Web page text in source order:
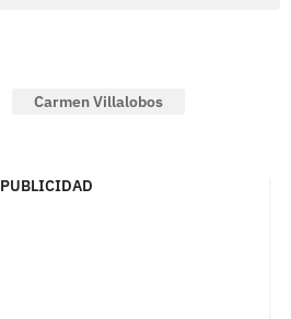
Carmen Villalobos
PUBLICIDAD